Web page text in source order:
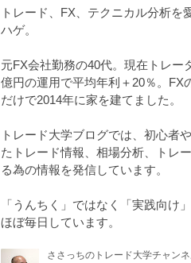
トレード、FX、テクニカル分析を
ハゲ。
元FX会社勤務の40代。現在トレー
億円の運用で平均年利＋20％。FX
だけで2014年に家を建てました。
トレード大学ブログでは、初心者
たトレード情報、相場分析、トレ
る為の情報を発信しています。
「うんちく」ではなく「実践向け
ほぼ毎日しています。